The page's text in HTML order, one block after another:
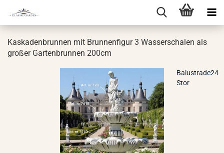
Kas­ka­den­brun­nen mit Brun­nen­fi­gur 3 Was­ser­scha­len als
gro­ßer Gar­ten­brun­nen 200cm
Balustrade24
Stor